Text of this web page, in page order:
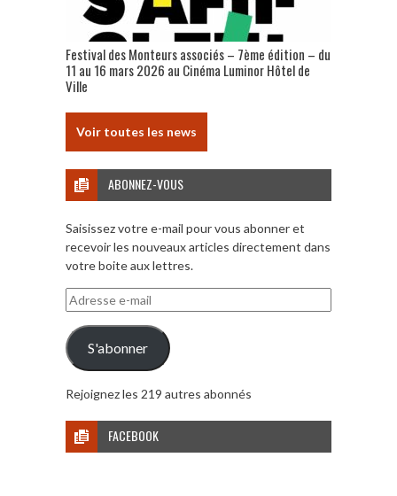
Festival des Monteurs associés – 7ème édition – du
11 au 16 mars 2026 au Cinéma Luminor Hôtel de
Ville
Voir toutes les news
ABONNEZ-VOUS
Saisissez votre e-mail pour vous abonner et
recevoir les nouveaux articles directement dans
votre boite aux lettres.
Adresse
e-
mail
S'abonner
Rejoignez les 219 autres abonnés
FACEBOOK